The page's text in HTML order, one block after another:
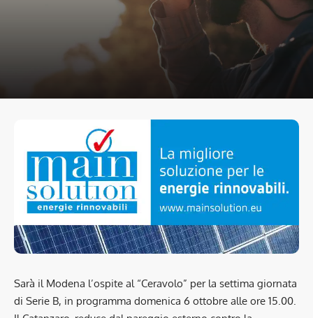
Sarà il Modena l’ospite al “Ceravolo” per la settima giornata
di Serie B, in programma domenica 6 ottobre alle ore 15.00.